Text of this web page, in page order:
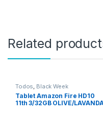
Related
Todos, Black Week
Tablet Amazon Fire HD10
11th 3/32GB OLIVE/